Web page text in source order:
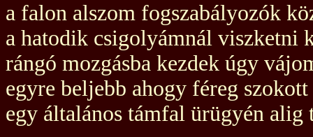
a falon alszom fogszabályozók
a hatodik csigolyámnál viszketni
rángó mozgásba kezdek úgy
egyre beljebb ahogy féreg
egy általános támfal ürügyén alig